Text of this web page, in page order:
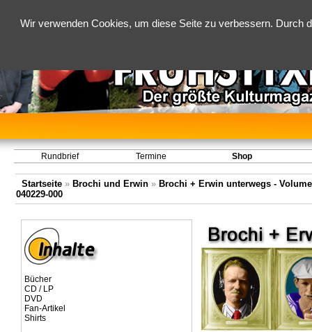
Wir verwenden Cookies, um diese Seite zu verbessern.
Rundbrief Termine Shop
Startseite » Brochi und Erwin » Brochi + Erwin unterwegs - Volume
040229-000
Bücher
CD / LP
DVD
Fan-Artikel
Shirts